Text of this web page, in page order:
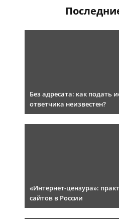
Без адресата: как подать
ответчика неизвестен?
«Интернет-цензура»:
сайтов в России